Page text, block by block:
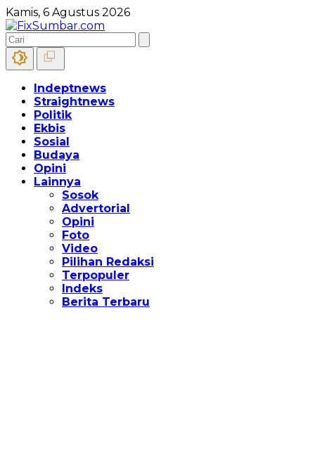
Kamis, 6 Agustus 2026
Indeptnews
Straightnews
Politik
Ekbis
Sosial
Budaya
Opini
Lainnya
Sosok
Advertorial
Opini
Foto
Video
Pilihan Redaksi
Terpopuler
Indeks
Berita Terbaru